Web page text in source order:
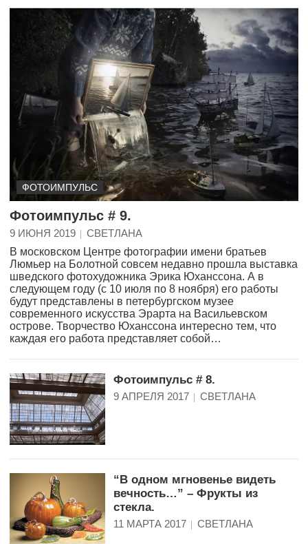
ФОТОИМПУЛЬС
Фотоимпульс # 9.
9 ИЮНЯ 2019
СВЕТЛАНА
В московском Центре фотографии имени братьев
Люмьер на Болотной совсем недавно прошла выставка
шведского фотохудожника Эрика Юханссона. А в
следующем году (с 10 июля по 8 ноября) его работы
будут представлены в петербургском музее
современного искусства Эрарта на Васильевском
острове. Творчество Юханссона интересно тем, что
каждая его работа представляет собой…
Фотоимпульс # 8.
9 АПРЕЛЯ 2017 СВЕТЛАНА
“В одном мгновенье видеть
вечность…” – Фрукты из
стекла.
11 МАРТА 2017 СВЕТЛАНА